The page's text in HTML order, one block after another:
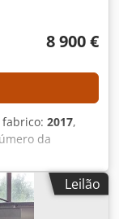
8 900 €
fabrico: 2017,
da
de
6, DETALHES
Leilão